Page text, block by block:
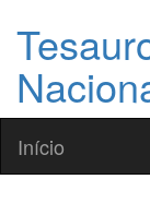
Início